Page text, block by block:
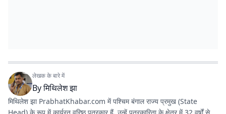
लेखक के बारे में
Byमिथिलेश झा
मिथिलेश झा PrabhatKhabar.com में पश्चिम बंगाल राज्य प्रमुख (State